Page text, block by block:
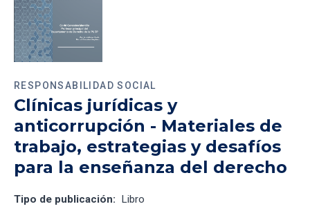
RESPONSABILIDAD SOCIAL
Clínicas jurídicas y
anticorrupción - Materiales de
trabajo, estrategias y desafíos
para la enseñanza del derecho
Tipo de publicación: Libro